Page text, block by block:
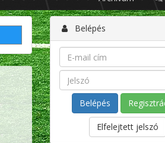
Belépés
Elfelejtett jelszó